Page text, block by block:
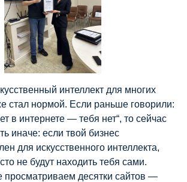
интеллект для многих
стал нормой. Если раньше говорили:
в интернете — тебя нет“, то сейчас
иначе: если твой бизнес
для искусственного интеллекта,
не будут находить тебя сами.
десятки сайтов —